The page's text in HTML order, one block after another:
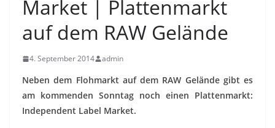
Market | Plattenmarkt
auf dem RAW Gelände
4. September 2014 admin
Neben dem Flohmarkt auf dem RAW Gelände gibt es
am kommenden Sonntag noch einen Plattenmarkt:
Independent Label Market.